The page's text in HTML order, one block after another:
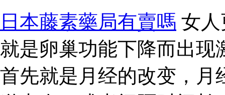
日本藤素藥局有賣嗎 女
就是卵巢功能下降而出现
首先就是月经的改变，月